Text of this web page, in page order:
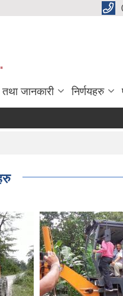
जानकारी निर्णयहरु